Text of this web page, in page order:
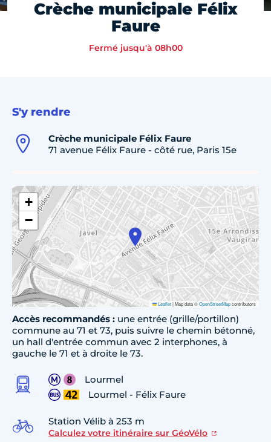
Crèche municipale Félix
Faure
Fermé jusqu'à 08h00
S'y rendre
Crèche municipale Félix Faure
71 avenue Félix Faure - côté rue, Paris 15e
+
−
Leaflet|Map data ©OpenStreetMapcontributors
Accès recommandés : une entrée (grille/portillon)
commune au 71 et 73, puis suivre le chemin bétonné,
un hall d'entrée commun avec 2 interphones, à
gauche le 71 et à droite le 73.
Lourmel
Lourmel - Félix Faure
Station Vélib à 253 m
Calculez votre itinéraire sur GéoVélo